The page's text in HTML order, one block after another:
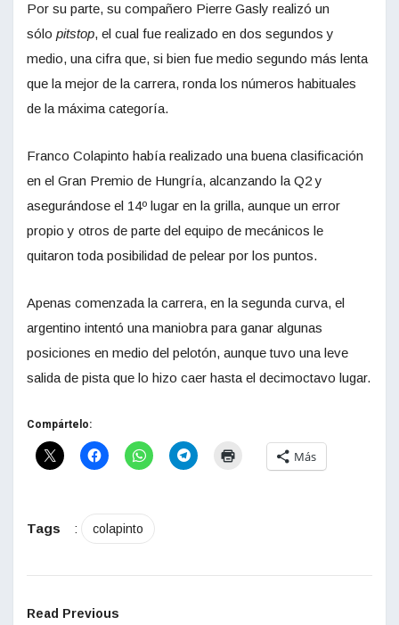
Por su parte, su compañero Pierre Gasly realizó un
sólo pitstop, el cual fue realizado en dos segundos y
medio, una cifra que, si bien fue medio segundo más lenta
que la mejor de la carrera, ronda los números habituales
de la máxima categoría.
Franco Colapinto había realizado una buena clasificación
en el Gran Premio de Hungría, alcanzando la Q2 y
asegurándose el 14º lugar en la grilla, aunque un error
propio y otros de parte del equipo de mecánicos le
quitaron toda posibilidad de pelear por los puntos.
Apenas comenzada la carrera, en la segunda curva, el
argentino intentó una maniobra para ganar algunas
posiciones en medio del pelotón, aunque tuvo una leve
salida de pista que lo hizo caer hasta el decimoctavo lugar.
Compártelo:
Más
Tags : colapinto
Read Previous